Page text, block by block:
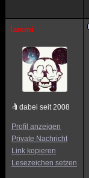
laremi
dabei seit 2008
Profil anzeigen
Private Nachricht
Link kopieren
Lesezeichen setzen